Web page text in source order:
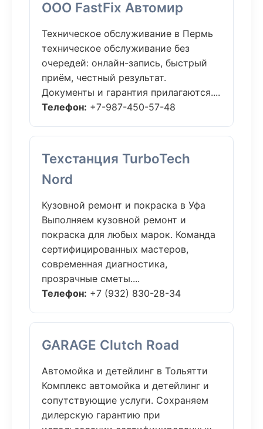
ООО FastFix Автомир
Техническое обслуживание в Пермь
техническое обслуживание без
очередей: онлайн-запись, быстрый
приём, честный результат.
Документы и гарантия прилагаются....
Телефон: +7-987-450-57-48
Техстанция TurboTech
Nord
Кузовной ремонт и покраска в Уфа
Выполняем кузовной ремонт и
покраска для любых марок. Команда
сертифицированных мастеров,
современная диагностика,
прозрачные сметы....
Телефон: +7 (932) 830-28-34
GARAGE Clutch Road
Автомойка и детейлинг в Тольятти
Комплекс автомойка и детейлинг и
сопутствующие услуги. Сохраняем
дилерскую гарантию при